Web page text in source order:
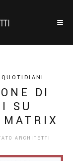
DI
SU
ARCHITETTI